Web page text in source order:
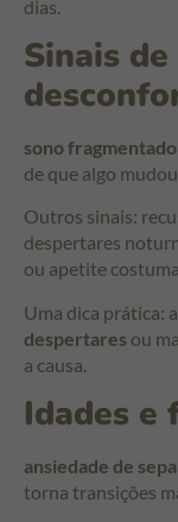
dias.
Sinais
sono fragmentado
de que algo
Outros sinais:
despertares
ou apetite
Uma dica prática:
despertares ou
a causa.
Idades e
ansiedade de
torna transições